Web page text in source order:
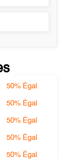
50% Égal
50% Égal
50% Égal
50% Égal
50% Égal